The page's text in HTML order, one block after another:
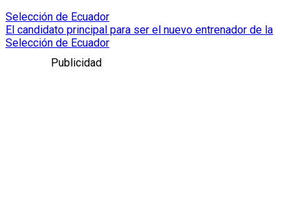
Selección de Ecuador
El candidato principal para ser el nuevo entrenador de la
Selección de Ecuador
Publicidad